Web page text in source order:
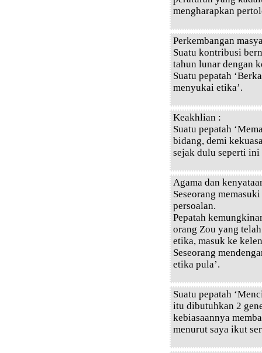
mengharapkan
Perkembangan
Suatu kontribusi
tahun lunar dengan
Suatu pepatah
menyukai etika’.
Keakhlian :
Suatu pepatah
bidang, demi
sejak dulu seperti ini
Agama dan
Seseorang
persoalan.
Pepatah
orang Zou yang
etika, masuk ke
Seseorang
etika pula’.
Suatu pepatah
itu dibutuhkan 2
kebiasaannya
menurut saya ikut